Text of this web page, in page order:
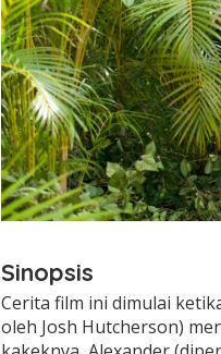
Sinopsis
Cerita film ini dimulai
oleh Josh Hutcherson)